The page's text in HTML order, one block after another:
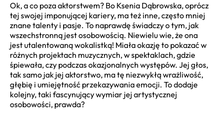
Ok, a co poza aktorstwem? Bo Ksenia Dąbrowska, oprócz
tej swojej imponującej kariery, ma też inne, często mniej
znane talenty i pasje. To naprawdę świadczy o tym, jak
wszechstronną jest osobowością. Niewielu wie, że ona
jest utalentowaną wokalistką! Miała okazję to pokazać w
różnych projektach muzycznych, w spektaklach, gdzie
śpiewała, czy podczas okazjonalnych występów. Jej głos,
tak samo jak jej aktorstwo, ma tę niezwykłą wrażliwość,
głębię i umiejętność przekazywania emocji. To dodaje
kolejny, taki fascynujący wymiar jej artystycznej
osobowości, prawda?